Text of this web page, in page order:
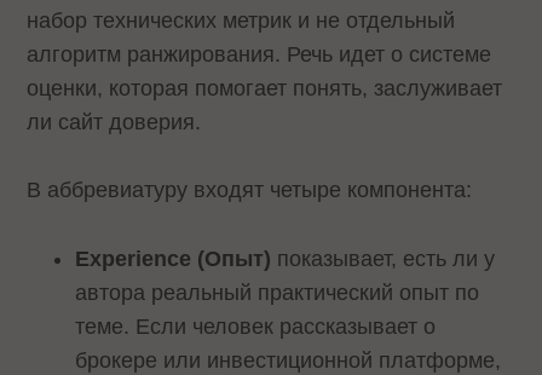
набор технических метрик и не отдельный
алгоритм ранжирования. Речь идет о системе
оценки, которая помогает понять, заслуживает
ли сайт доверия.
В аббревиатуру входят четыре компонента:
Experience (Опыт) показывает, есть ли у
автора реальный практический опыт по
теме. Если человек рассказывает о
брокере или инвестиционной платформе,